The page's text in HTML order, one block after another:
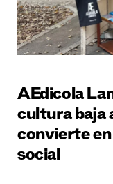
AEdicola
cultura baja
convierte
social